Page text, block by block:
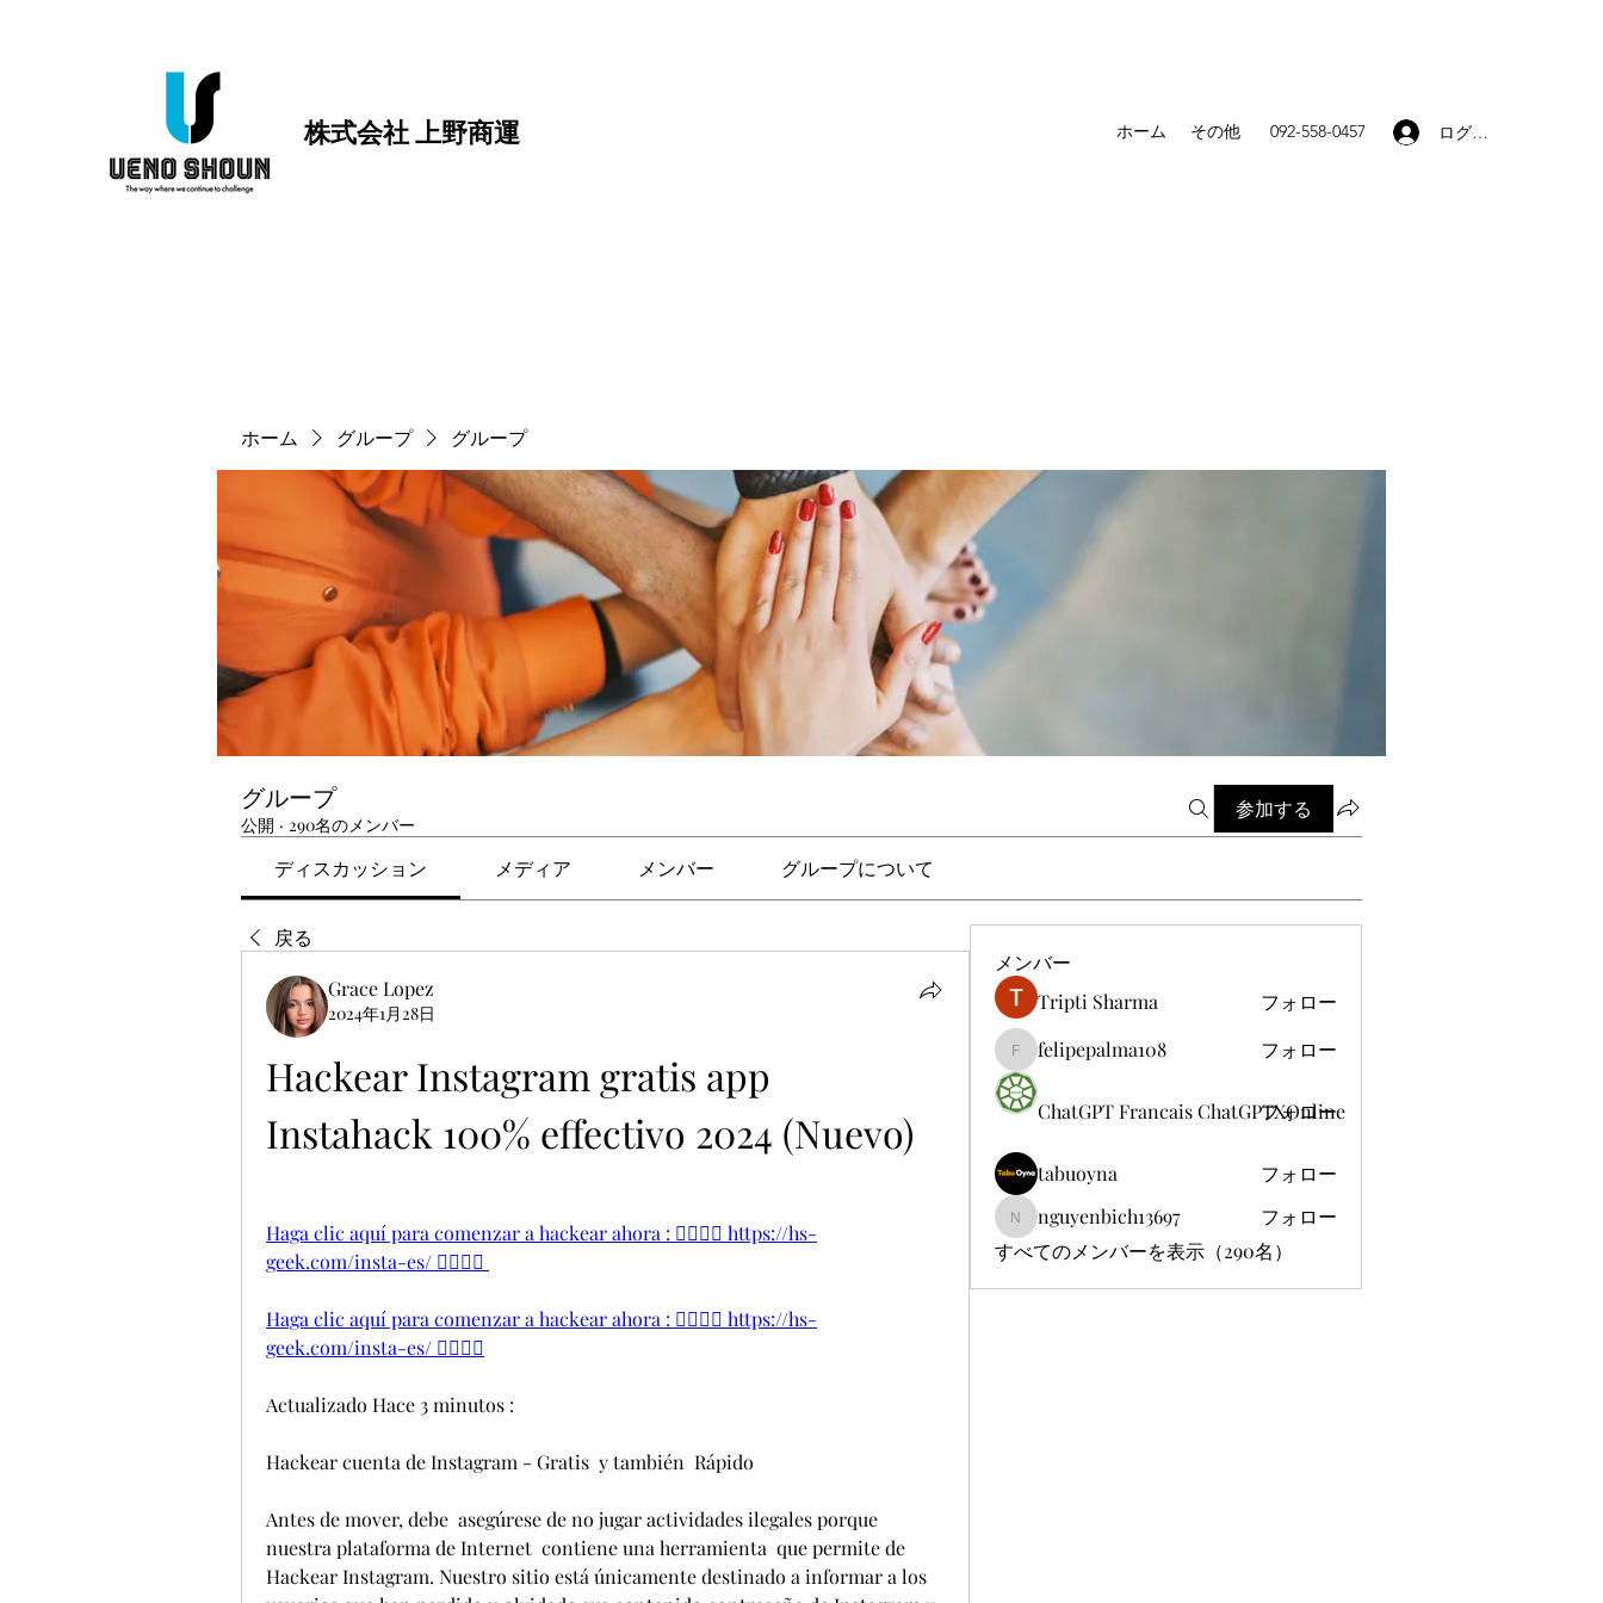
株式会社 上野商運 ホーム その他 092-558-0457 ログイン
ホーム グループ グループ
グループ
公開 · 290名のメンバー
参加する
ディスカッション メディア メンバー グループについて
戻る
Grace Lopez
2024年1月28日
Hackear Instagram gratis app
Instahack 100% effectivo 2024 (Nuevo)
Haga clic aquí para comenzar a hackear ahora : 👉🏻👉🏻 https://hs-
geek.com/insta-es/ 👈🏻👈🏻
Haga clic aquí para comenzar a hackear ahora : 👉🏻👉🏻 https://hs-
geek.com/insta-es/ 👈🏻👈🏻
Actualizado Hace 3 minutos :
Hackear cuenta de Instagram - Gratis  y también  Rápido
Antes de mover, debe  asegúrese de no jugar actividades ilegales porque
nuestra plataforma de Internet  contiene una herramienta  que permite de
Hackear Instagram. Nuestro sitio está únicamente destinado a informar a los
メンバー
Tripti Sharma
フォロー
felipepalma108
felipepalma108 フォロー
ChatGPT Francais ChatGPTXOnline
フォロー
tabuoyna フォロー
nguyenbich13697
nguyenbich13697
フォロー
すべてのメンバーを表示（290名）